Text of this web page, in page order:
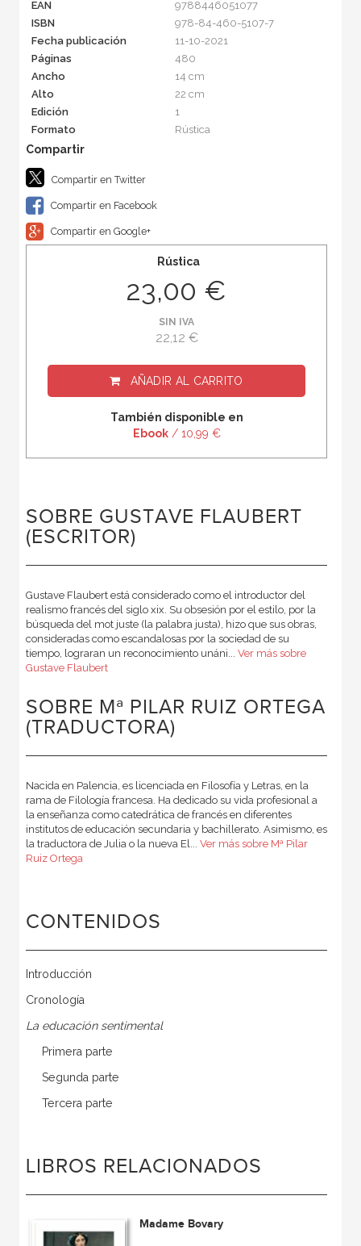
EAN
9788446051077
ISBN
978-84-460-5107-7
Fecha publicación
11-10-2021
Páginas
480
Ancho
14 cm
Alto
22 cm
Edición
1
Formato
Rústica
Compartir en Twitter
Compartir en Facebook
Compartir en Google+
Rústica
23,00 €
SIN IVA
22,12 €
AÑADIR AL CARRITO
También disponible en
Ebook/ 10,99 €
SOBRE GUSTAVE FLAUBERT
(ESCRITOR)
Gustave Flaubert está considerado como el introductor del
realismo francés del siglo xix. Su obsesión por el estilo, por la
búsqueda del mot juste (la palabra justa), hizo que sus obras,
consideradas como escandalosas por la sociedad de su
tiempo, lograran un reconocimiento unáni... Ver más sobre
Gustave Flaubert
SOBRE Mª PILAR RUIZ ORTEGA
(TRADUCTORA)
Nacida en Palencia, es licenciada en Filosofía y Letras, en la
rama de Filología francesa. Ha dedicado su vida profesional a
la enseñanza como catedrática de francés en diferentes
institutos de educación secundaria y bachillerato. Asimismo, es
la traductora de Julia o la nueva El... Ver más sobre Mª Pilar
Ruiz Ortega
CONTENIDOS
Introducción
Cronología
La educación sentimental
Primera parte
Segunda parte
Tercera parte
LIBROS RELACIONADOS
Madame Bovary